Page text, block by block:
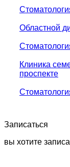
Областной
Клиника
проспекте
Записаться
вы хотите